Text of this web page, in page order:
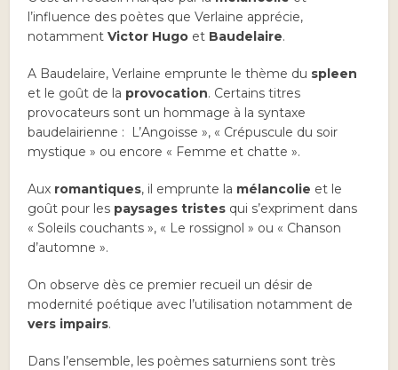
l’influence des poètes que Verlaine apprécie,
notammentVictor Hugo et Baudelaire.
A Baudelaire, Verlaine emprunte le thème du spleen
et le goût de la provocation. Certains titres
provocateurs sont un hommage à la syntaxe
baudelairienne : L’Angoisse », « Crépuscule du soir
mystique » ou encore « Femme et chatte ».
Aux romantiques, il emprunte la mélancolie et le
goût pour les paysages tristes qui s’expriment dans
« Soleils couchants », « Le rossignol » ou « Chanson
d’automne ».
On observe dès ce premier recueil un désir de
modernité poétique avec l’utilisation notamment de
vers impairs.
Dans l’ensemble, les poèmes saturniens sont très